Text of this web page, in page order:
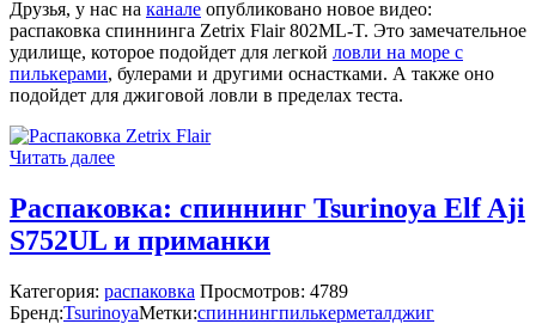
Друзья, у нас на канале опубликовано новое видео:
распаковка спиннинга Zetrix Flair 802ML-T. Это замечательное
удилище, которое подойдет для легкой ловли на море с
пилькерами, булерами и другими оснастками. А также оно
подойдет для джиговой ловли в пределах теста.
Читать далее
Распаковка: спиннинг Tsurinoya Elf Aji
S752UL и приманки
Категория: распаковка Просмотров: 4789
Бренд:TsurinoyaМетки:спиннингпилькерметалджиг